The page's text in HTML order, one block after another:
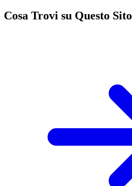
Cosa Trovi su Questo Sito